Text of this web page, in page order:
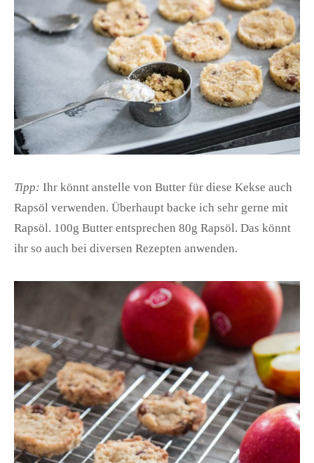
Tipp: Ihr könnt anstelle von Butter für diese Kekse auch
Rapsöl verwenden. Überhaupt backe ich sehr gerne mit
Rapsöl. 100g Butter entsprechen 80g Rapsöl. Das könnt
ihr so auch bei diversen Rezepten anwenden.